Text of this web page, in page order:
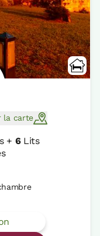
la carte
+ 6Lits